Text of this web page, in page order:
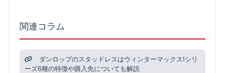
関連コラム
ダンロップのスタッドレスはウィンターマックス!シリ
ーズ6種の特徴や購入先についても解説